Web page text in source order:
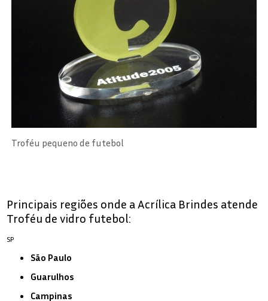
Troféu pequeno de futebol
Principais regiões onde a Acrílica Brindes atende
Troféu de vidro futebol:
SP
São Paulo
Guarulhos
Campinas